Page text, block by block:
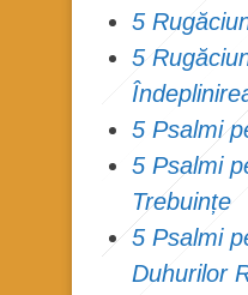
5
5
5 Psalmi
5 Psalmi
Trebuințe
5 Psalmi
Duhurilor